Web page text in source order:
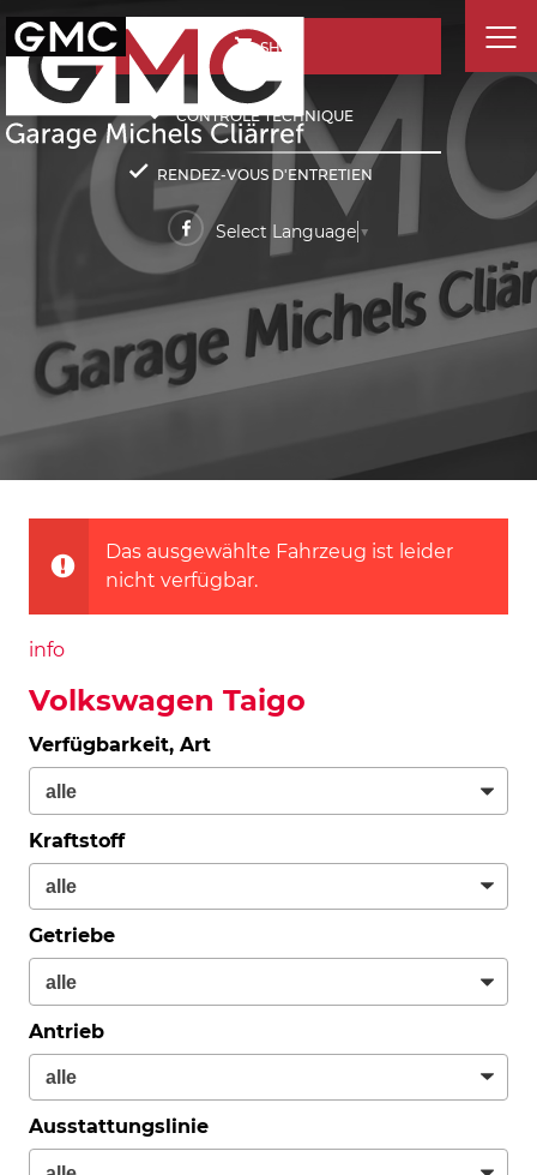
SHOP
CONTRÔLE TECHNIQUE
RENDEZ-VOUS D'ENTRETIEN
Select Language ▼
Das ausgewählte Fahrzeug ist leider
nicht verfügbar.
info
Volkswagen Taigo
Verfügbarkeit, Art
Kraftstoff
Getriebe
Antrieb
Ausstattungslinie